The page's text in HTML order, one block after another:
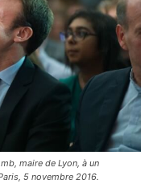
maire de Lyon, à un
5 novembre 2016.